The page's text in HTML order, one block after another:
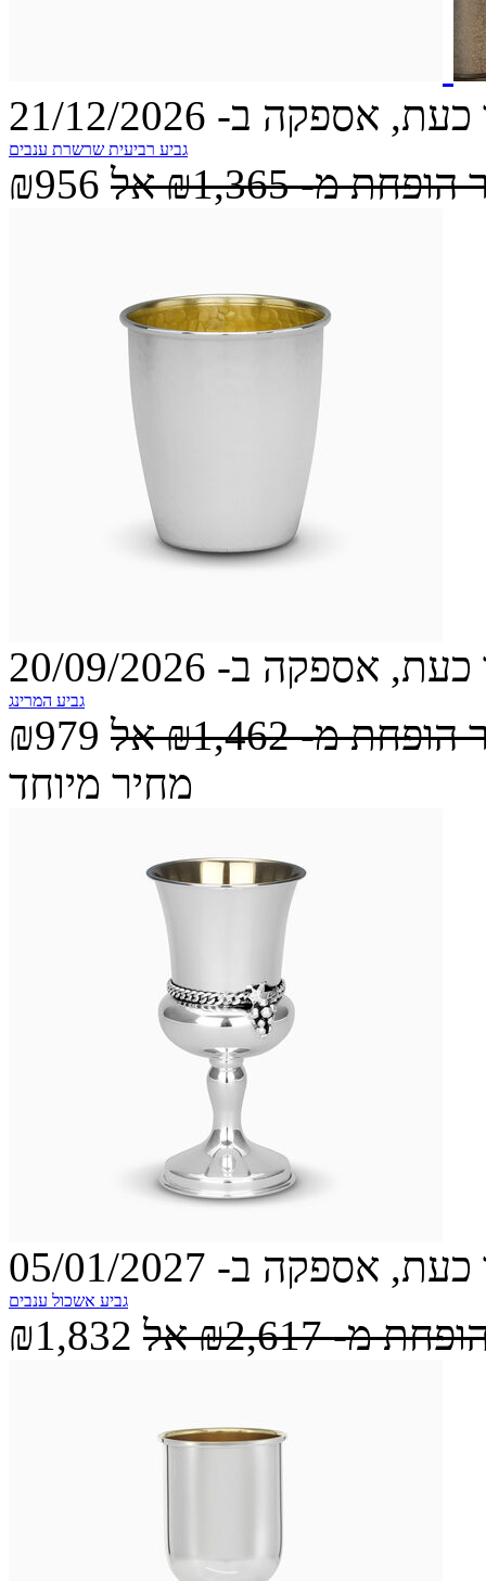
אספקה ב- 21/12/2026
גביע רביעית שרשרת ענבים
₪956 הופחת מ-₪1,365 אל
אספקה ב- 20/09/2026
גביע המרינג
₪979 הופחת מ-₪1,462 אל
מחיר מיוחד
אספקה ב- 05/01/2027
גביע אשכול ענבים
₪1,832 מ-₪2,617 אל